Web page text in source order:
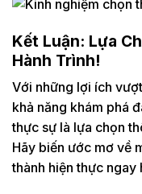
Kết Luận: Lựa
Hành Trình!
Với những lợi ích
khả năng khám phá
thực sự là lựa chọn
Hãy biến ước mơ về
thành hiện thực ngay